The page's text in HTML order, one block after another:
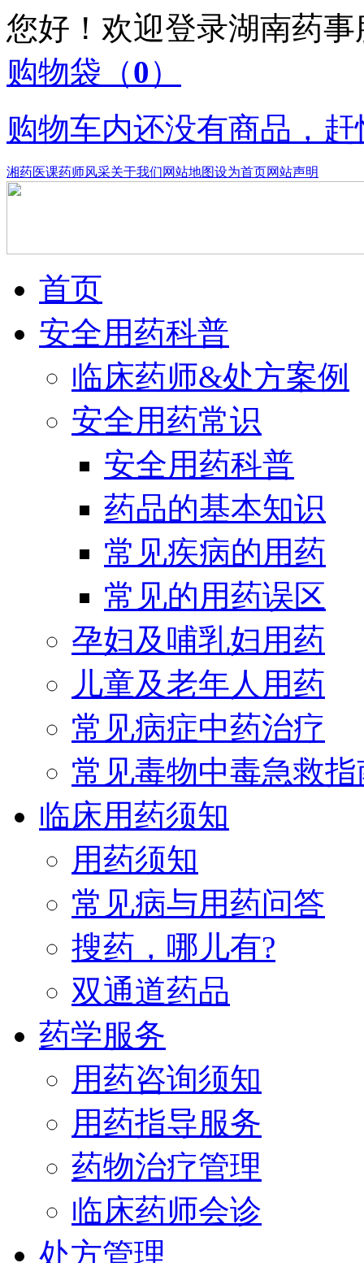
您好！欢迎登录湖南药
购物袋 （0）
购物车内还没有商品，
湘药医课药师风采关于我们网站地图设为首页网站声明
首页
安全用药科普
临床药师&处方案例
安全用药常识
安全用药科普
药品的基本知识
常见疾病的用药
常见的用药误区
孕妇及哺乳妇用药
儿童及老年人用药
常见病症中药治疗
常见毒物中毒急救指
临床用药须知
用药须知
常见病与用药问答
搜药，哪儿有?
双通道药品
药学服务
用药咨询须知
用药指导服务
药物治疗管理
临床药师会诊
处方管理